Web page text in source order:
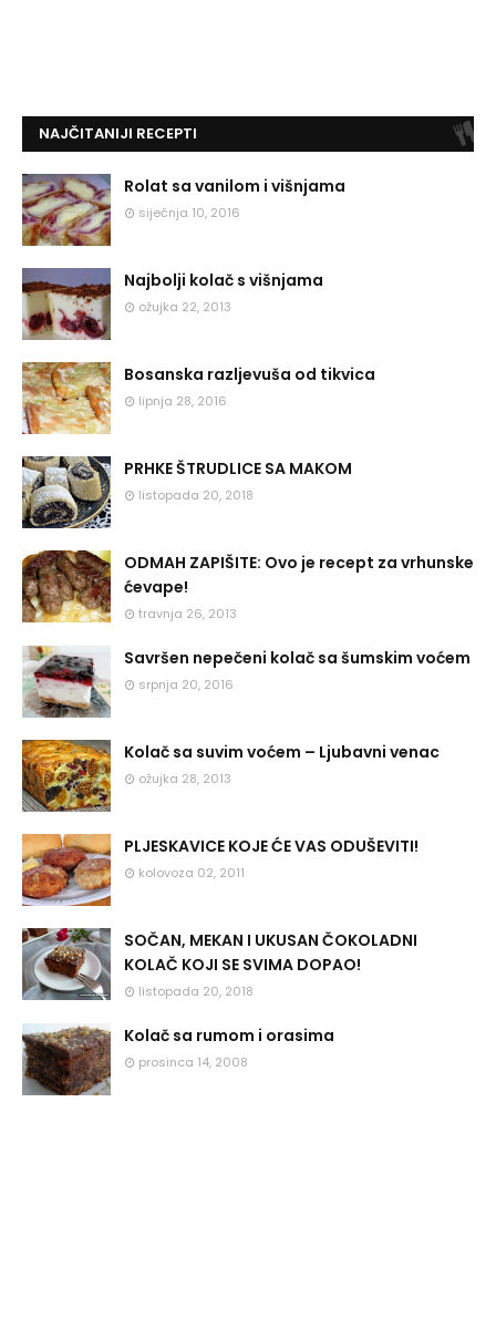
NAJČITANIJI RECEPTI
Rolat sa vanilom i višnjama
siječnja 10, 2016
Najbolji kolač s višnjama
ožujka 22, 2013
Bosanska razljevuša od tikvica
lipnja 28, 2016
PRHKE ŠTRUDLICE SA MAKOM
listopada 20, 2018
ODMAH ZAPIŠITE: Ovo je recept za vrhunske
ćevape!
travnja 26, 2013
Savršen nepečeni kolač sa šumskim voćem
srpnja 20, 2016
Kolač sa suvim voćem – Ljubavni venac
ožujka 28, 2013
PLJESKAVICE KOJE ĆE VAS ODUŠEVITI!
kolovoza 02, 2011
SOČAN, MEKAN I UKUSAN ČOKOLADNI
KOLAČ KOJI SE SVIMA DOPAO!
listopada 20, 2018
Kolač sa rumom i orasima
prosinca 14, 2008